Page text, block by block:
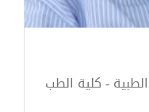
- كلية الطب